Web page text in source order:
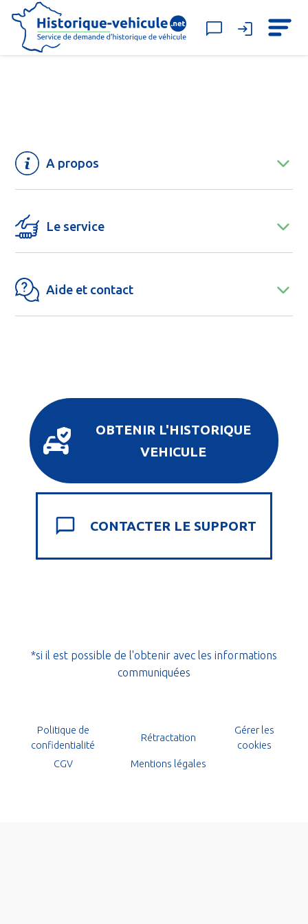
A propos
Le service
Aide et contact
OBTENIR L'HISTORIQUE
VEHICULE
CONTACTER LE SUPPORT
*si il est possible de l'obtenir avec les informations
communiquées
Politique de
confidentialité
Rétractation
CGV Mentions légales
Gérer les
cookies